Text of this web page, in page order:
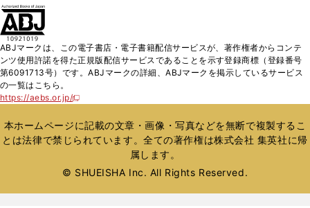
く
ド
ウ
で
ィ
ン
ド
開
く
ABJマークは、この電子書店・電子書籍配信サービスが、著作権者からコンテ
ンツ使用許諾を得た正規版配信サービスであることを示す登録商標（登録番号
第6091713号）です。ABJマークの詳細、ABJマークを掲示しているサービス
の一覧はこちら。
https://aebs.or.jp/
新
い
ウ
ィ
ウ
本ホームページに記載の文章・画像・写真などを無断で複製するこ
とは法律で禁じられています。全ての著作権は株式会社 集英社に帰
属します。
© SHUEISHA Inc. All Rights Reserved.